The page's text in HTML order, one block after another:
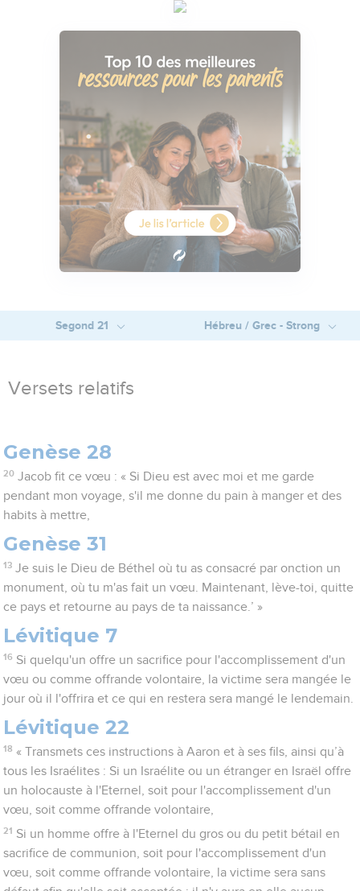
Segond 21 Hébreu / Grec - Strong
Versets relatifs
Genèse 28
20 Jacob fit ce vœu : « Si Dieu est avec moi et me garde
pendant mon voyage, s'il me donne du pain à manger et des
habits à mettre,
Genèse 31
13 Je suis le Dieu de Béthel où tu as consacré par onction un
monument, où tu m'as fait un vœu. Maintenant, lève-toi, quitte
ce pays et retourne au pays de ta naissance.’ »
Lévitique 7
16 Si quelqu'un offre un sacrifice pour l'accomplissement d'un
vœu ou comme offrande volontaire, la victime sera mangée le
jour où il l'offrira et ce qui en restera sera mangé le lendemain.
Lévitique 22
18 « Transmets ces instructions à Aaron et à ses fils, ainsi qu’à
tous les Israélites : Si un Israélite ou un étranger en Israël offre
un holocauste à l'Eternel, soit pour l'accomplissement d'un
vœu, soit comme offrande volontaire,
21 Si un homme offre à l'Eternel du gros ou du petit bétail en
sacrifice de communion, soit pour l'accomplissement d'un
vœu, soit comme offrande volontaire, la victime sera sans